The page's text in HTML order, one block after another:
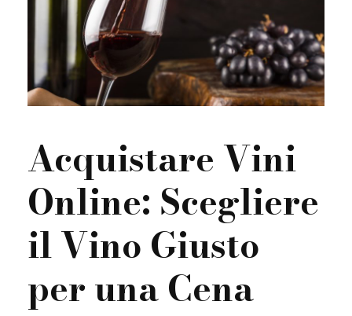
Acquistare Vini
Online: Scegliere
il Vino Giusto
per una Cena